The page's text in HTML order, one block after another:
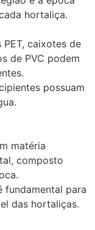
hortaliça.
PET, caixotes de
de PVC podem
possuam
matéria
composto
fundamental para
das hortaliças.